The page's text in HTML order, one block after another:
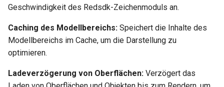
Geschwindigkeit des Redsdk-Zeichenmoduls an.
Caching des Modellbereichs: Speichert die Inhalte des
Modellbereichs im Cache, um die Darstellung zu
optimieren.
Ladeverzögerung von Oberflächen: Verzögert das